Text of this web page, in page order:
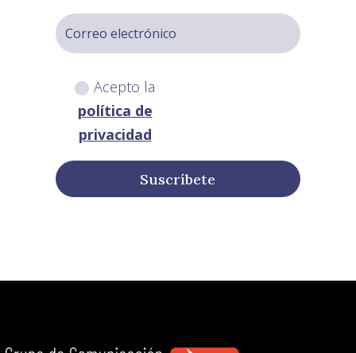
Acepto la
política de
privacidad
Suscríbete